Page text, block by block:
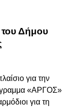
Δήμου
για την
«AΡΓΟΣ»
για τη